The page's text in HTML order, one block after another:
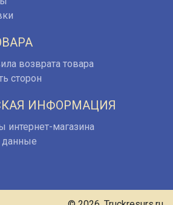
возврата товара
сторон
ИНФОРМАЦИЯ
интернет-магазина